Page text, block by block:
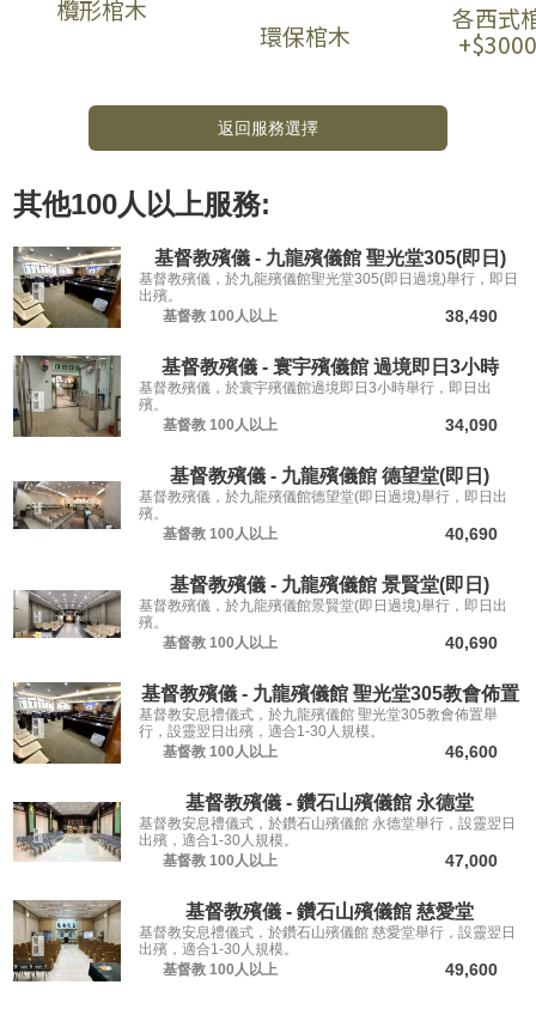
欖形棺木
環保棺木
各西式
返回服務選擇
其他100人以上服務:
基督教殯儀 - 九龍殯儀館 聖光堂305(即日)
基督教殯儀，於九龍殯儀館聖光堂305(即日過境)舉行，即日
出殯。
基督教 100人以上 38,490
基督教殯儀 - 寰宇殯儀館 過境即日3小時
基督教殯儀，於寰宇殯儀館過境即日3小時舉行，即日出
殯。
基督教 100人以上 34,090
基督教殯儀 - 九龍殯儀館 德望堂(即日)
基督教殯儀，於九龍殯儀館德望堂(即日過境)舉行，即日出
殯。
基督教 100人以上 40,690
基督教殯儀 - 九龍殯儀館 景賢堂(即日)
基督教殯儀，於九龍殯儀館景賢堂(即日過境)舉行，即日出
殯。
基督教 100人以上 40,690
基督教殯儀 - 九龍殯儀館 聖光堂305教會佈置
基督教安息禮儀式，於九龍殯儀館 聖光堂305教會佈置舉
行，設靈翌日出殯，適合1-30人規模。
基督教 100人以上 46,600
基督教殯儀 - 鑽石山殯儀館 永德堂
基督教安息禮儀式，於鑽石山殯儀館 永德堂舉行，設靈翌日
出殯，適合1-30人規模。
基督教 100人以上 47,000
基督教殯儀 - 鑽石山殯儀館 慈愛堂
基督教安息禮儀式，於鑽石山殯儀館 慈愛堂舉行，設靈翌日
出殯，適合1-30人規模。
基督教 100人以上 49,600